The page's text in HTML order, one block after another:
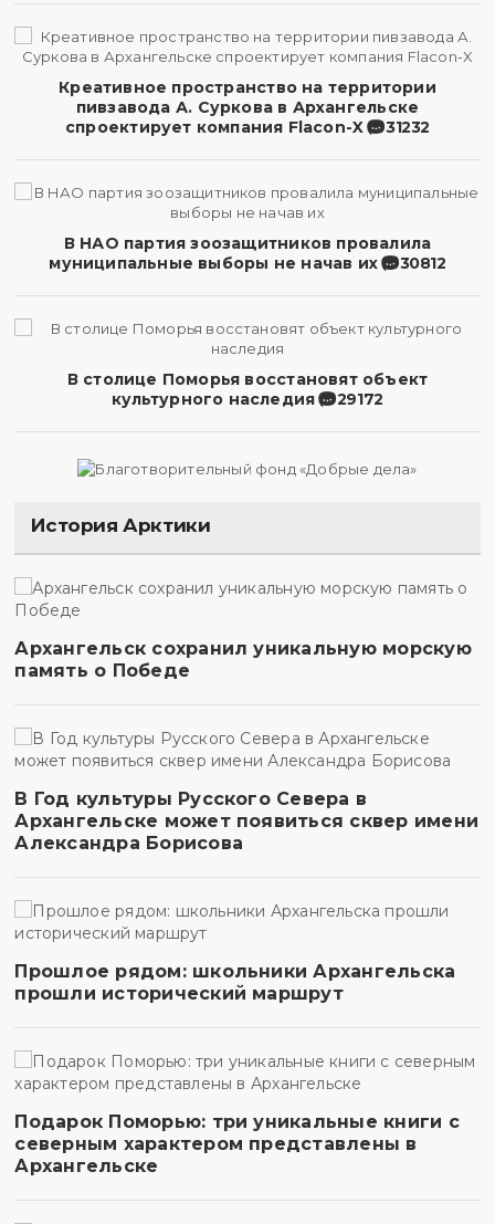
Креативное пространство на территории
пивзавода А. Суркова в Архангельске
спроектирует компания Flacon-X
31232
В НАО партия зоозащитников провалила
муниципальные выборы не начав их
30812
В столице Поморья восстановят объект
культурного наследия
29172
История Арктики
Архангельск сохранил уникальную морскую
память о Победе
В Год культуры Русского Севера в
Архангельске может появиться сквер имени
Александра Борисова
Прошлое рядом: школьники Архангельска
прошли исторический маршрут
Подарок Поморью: три уникальные книги с
северным характером представлены в
Архангельске